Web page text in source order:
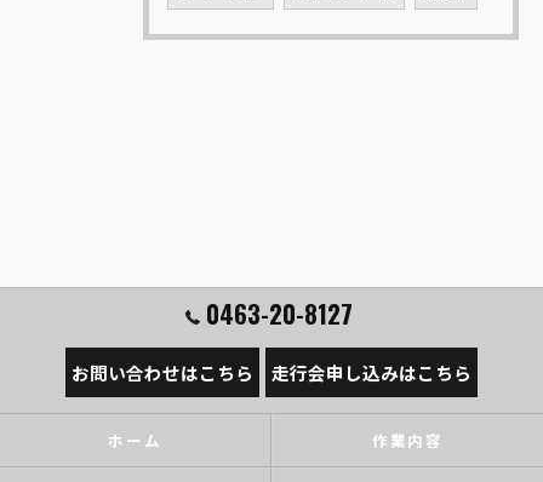
0463-20-8127
お問い合わせはこちら 走行会申し込みはこちら
ホーム 作業内容